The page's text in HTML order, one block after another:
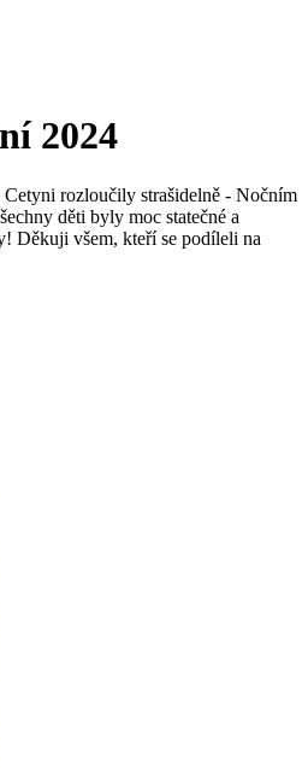
2024
Cetyni rozloučily strašidelně - Nočním
děti byly moc statečné a
Děkuji všem, kteří se podíleli na